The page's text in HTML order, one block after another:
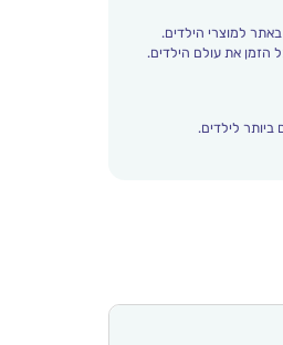
למוצרי הילדים.
לילדים.